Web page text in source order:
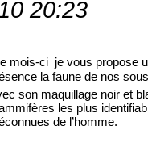
20:23
mois-ci je vous propose
la faune de nos
son maquillage noir et
les plus
de l’homme.